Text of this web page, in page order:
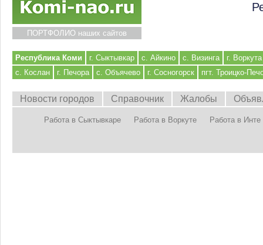
ПОРТФОЛИО наших сайтов
Республика Коми г. Сыктывкар с. Айкино с. Визинга
г. Воркута
с. Кослан
г. Печора с. Объячево г. Сосногорск пгт. Троицко-
Новости городов Справочник Жалобы
Работа в Сыктывкаре Работа в Воркуте Работа в Инте